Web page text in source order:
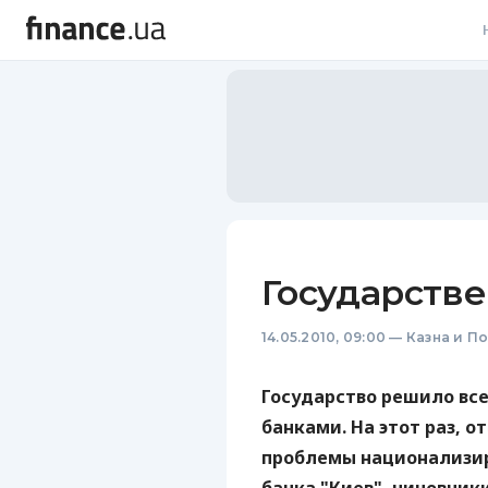
14.05.2010, 09:00 — Казна и
Государство решило
банками. На этот раз,
проблемы